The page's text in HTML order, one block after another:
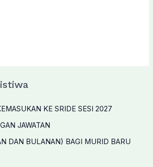
KE SRIDE SESI 2027
JAWATAN
DAN BULANAN) BAGI MURID BARU